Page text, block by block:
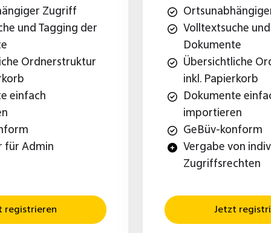
Zugriff
und Tagging der
Ordnerstruktur
einfach
für Admin
registrieren
Volltextsuche
Dokumente
Übersichtliche
inkl. Papierkorb
Dokumente
importieren
GeBüv-konform
Vergabe von
Zugriffsrechten
Jetzt